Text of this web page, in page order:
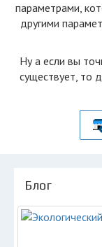
параметрами,
другими
Ну а если вы
существует, то
Блог